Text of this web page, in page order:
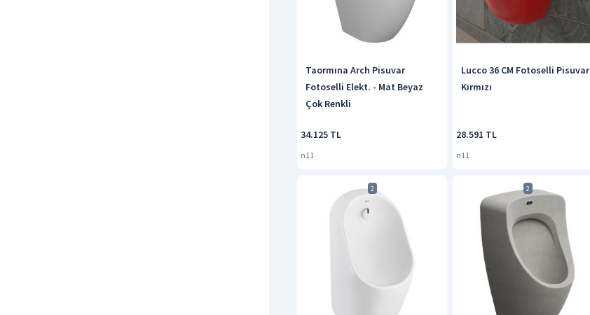
Taormına Arch Pisuvar
Fotoselli Elekt. - Mat Beyaz
Çok Renkli
34.125 TL
n11
Lucco 36 CM Fotoselli Pisuvar
Kırmızı
28.591 TL
n11
2 2